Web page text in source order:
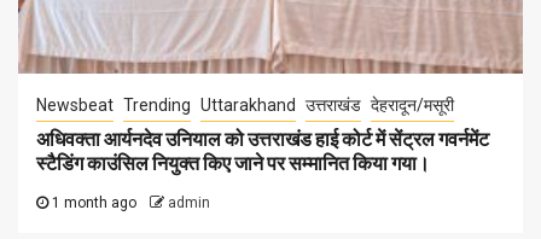
Newsbeat Trending Uttarakhand उत्तराखंड देहरादून/मसूरी
अधिवक्ता आर्यनदेव उनियाल को उत्तराखंड हाई कोर्ट में सेंट्रल गवर्नमेंट
स्टैडिंग काउंसिल नियुक्त किए जाने पर सम्मानित किया गया।
1 month ago admin